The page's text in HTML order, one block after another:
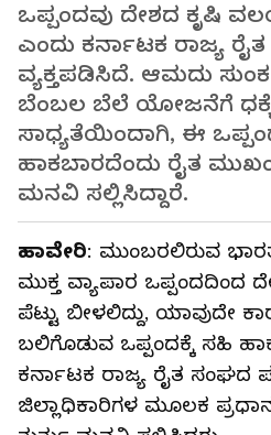
ಒಪ್ಪಂದವು ದೇಶದ ಕೃಷಿ
ಎಂದು ಕರ್ನಾಟಕ ರಾಜ್ಯ
ವ್ಯಕ್ತಪಡಿಸಿದೆ. ಆಮದು ಸುಂಕ
ಬೆಂಬಲ ಬೆಲೆ ಯೋಜನೆಗೆ
ಸಾಧ್ಯತೆಯಿಂದಾಗಿ, ಈ
ಹಾಕಬಾರದೆಂದು ರೈತ
ಮನವಿ ಸಲ್ಲಿಸಿದ್ದಾರೆ.
ಹಾವೇರಿ: ಮುಂಬರಲಿರುವ
ಮುಕ್ತ ವ್ಯಾಪಾರ ಒಪ್ಪಂದದಿಂದ
ಪೆಟ್ಟು ಬೀಳಲಿದ್ದು, ಯಾವುದೇ
ಬಲಿಗೊಡುವ ಒಪ್ಪಂದಕ್ಕೆ ಸಹಿ
ಕರ್ನಾಟಕ ರಾಜ್ಯ ರೈತ ಸಂಘದ
ಜಿಲ್ಲಾಧಿಕಾರಿಗಳ ಮೂಲಕ